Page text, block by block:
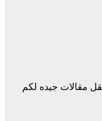
مقالات جيده لكم